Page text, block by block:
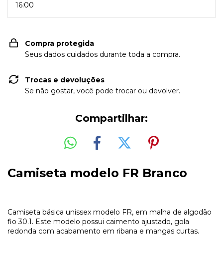
16:00
Compra protegida
Seus dados cuidados durante toda a compra.
Trocas e devoluções
Se não gostar, você pode trocar ou devolver.
Compartilhar:
Camiseta modelo FR Branco
Camiseta básica unissex modelo FR, em malha de algodão
fio 30.1. Este modelo possui caimento ajustado, gola
redonda com acabamento em ribana e mangas curtas.